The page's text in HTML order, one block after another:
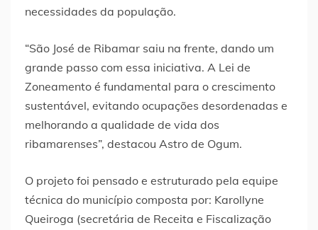
necessidades da população.
“São José de Ribamar saiu na frente, dando um
grande passo com essa iniciativa. A Lei de
Zoneamento é fundamental para o crescimento
sustentável, evitando ocupações desordenadas e
melhorando a qualidade de vida dos
ribamarenses”, destacou Astro de Ogum.
O projeto foi pensado e estruturado pela equipe
técnica do município composta por: Karollyne
Queiroga (secretária de Receita e Fiscalização